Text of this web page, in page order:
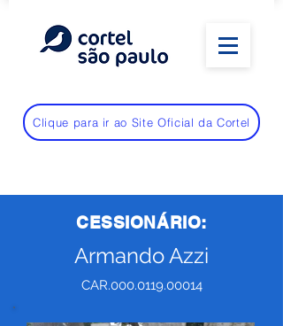
Clique para ir ao Site Oficial da Cortel
CESSIONÁRIO:
Armando Azzi
CAR.000.0119.00014